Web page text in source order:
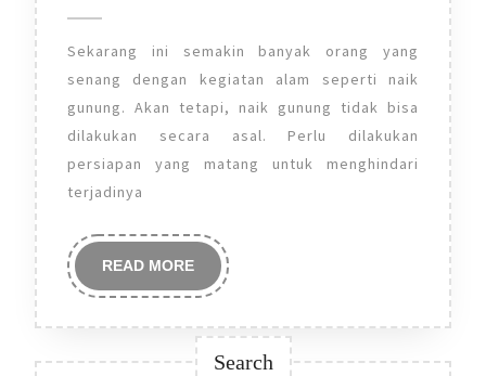
Sekarang ini semakin banyak orang yang
senang dengan kegiatan alam seperti naik
gunung. Akan tetapi, naik gunung tidak bisa
dilakukan secara asal. Perlu dilakukan
persiapan yang matang untuk menghindari
terjadinya
READ MOREREAD
MORE
Search